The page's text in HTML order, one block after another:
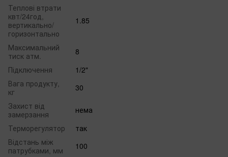
Теплові втрати
квт/24год,
вертикально/
горизонтально
1.85
Максимальний
тиск атм.
8
Підключення
1/2"
Вага продукту,
кг
30
Захист від
замерзання
нема
Терморегулятор
так
Відстань між
патрубками, мм
100